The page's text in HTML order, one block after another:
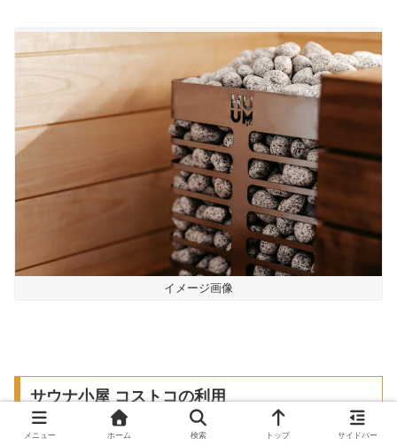
イメージ画像
サウナ小屋 コストコの利用
メニュー ホーム 検索 トップ サイドバー